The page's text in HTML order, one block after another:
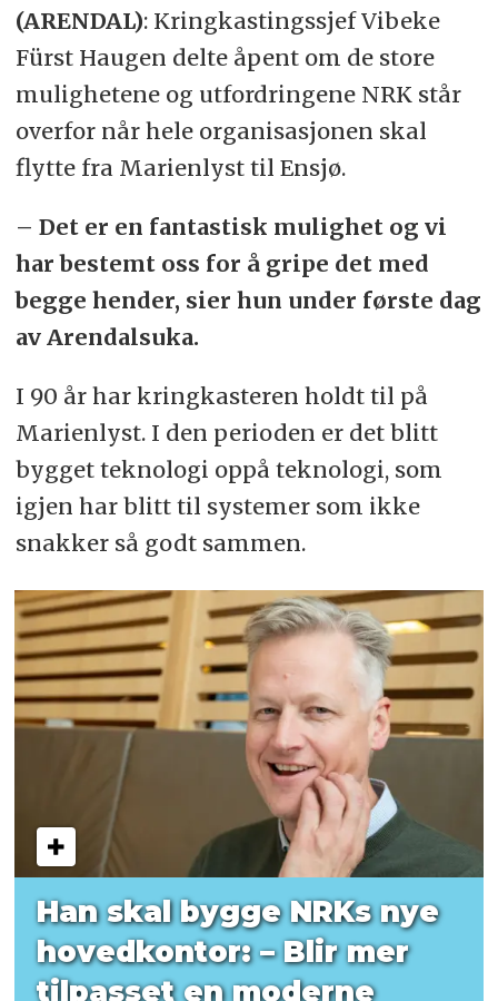
(ARENDAL): Kringkastingssjef Vibeke
Fürst Haugen delte åpent om de store
mulighetene og utfordringene NRK står
overfor når hele organisasjonen skal
flytte fra Marienlyst til Ensjø.
– Det er en fantastisk mulighet og vi
har bestemt oss for å gripe det med
begge hender, sier hun under første dag
av Arendalsuka.
I 90 år har kringkasteren holdt til på
Marienlyst. I den perioden er det blitt
bygget teknologi oppå teknologi, som
igjen har blitt til systemer som ikke
snakker så godt sammen.
Han skal bygge NRKs nye
hovedkontor: – Blir mer
tilpasset en moderne